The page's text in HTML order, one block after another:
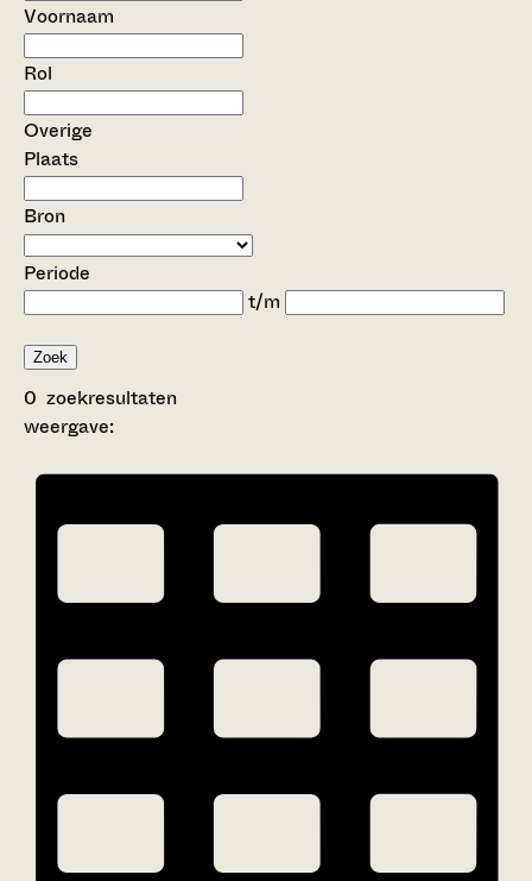
Voornaam
Rol
Overige
Plaats
Bron
Periode
t/m
Zoek
0 zoekresultaten
weergave: